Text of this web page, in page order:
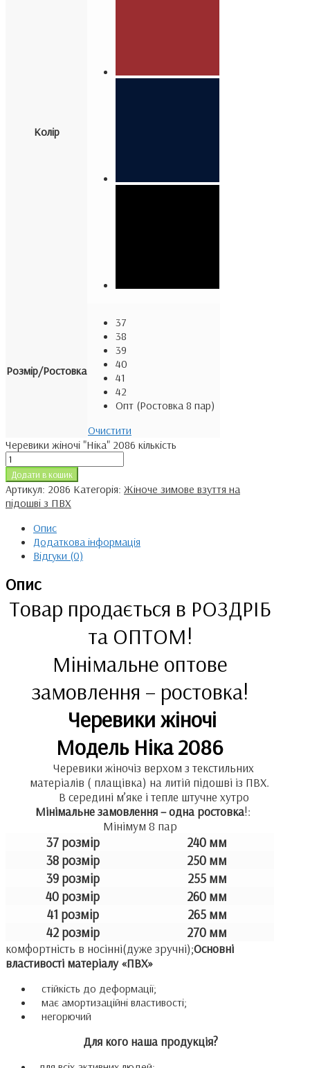
Колір
Розмір/Ростовка
37
38
39
40
41
42
Опт (Ростовка 8 пар)
Очистити
Черевики жіночі "Ніка" 2086 кількість
Додати в кошик
Артикул: 2086 Категорія: Жіноче зимове взуття на
підошві з ПВХ
Опис
Додаткова інформація
Відгуки (0)
Опис
Товар продається в РОЗДРІБ
та ОПТОМ!
Мінімальне оптове
замовлення – ростовка!
Черевики жіночі
Модель Ніка 2086
Черевики жіночіз верхом з текстильних
матеріалів ( плащівка) на литій підошві із ПВХ.
В середині м’яке і тепле штучне хутро
Мінімальне замовлення – одна ростовка!:
Мінімум 8 пар
37 розмір
240 мм
38 розмір
250 мм
39 розмір
255 мм
40 розмір
260 мм
41 розмір
265 мм
42 розмір
270 мм
комфортність в носінні(дуже зручні);Основні
властивості матеріалу«ПВХ»
стійкість до деформації;
має амортизаційні властивості;
негорючий
Для кого наша продукція?